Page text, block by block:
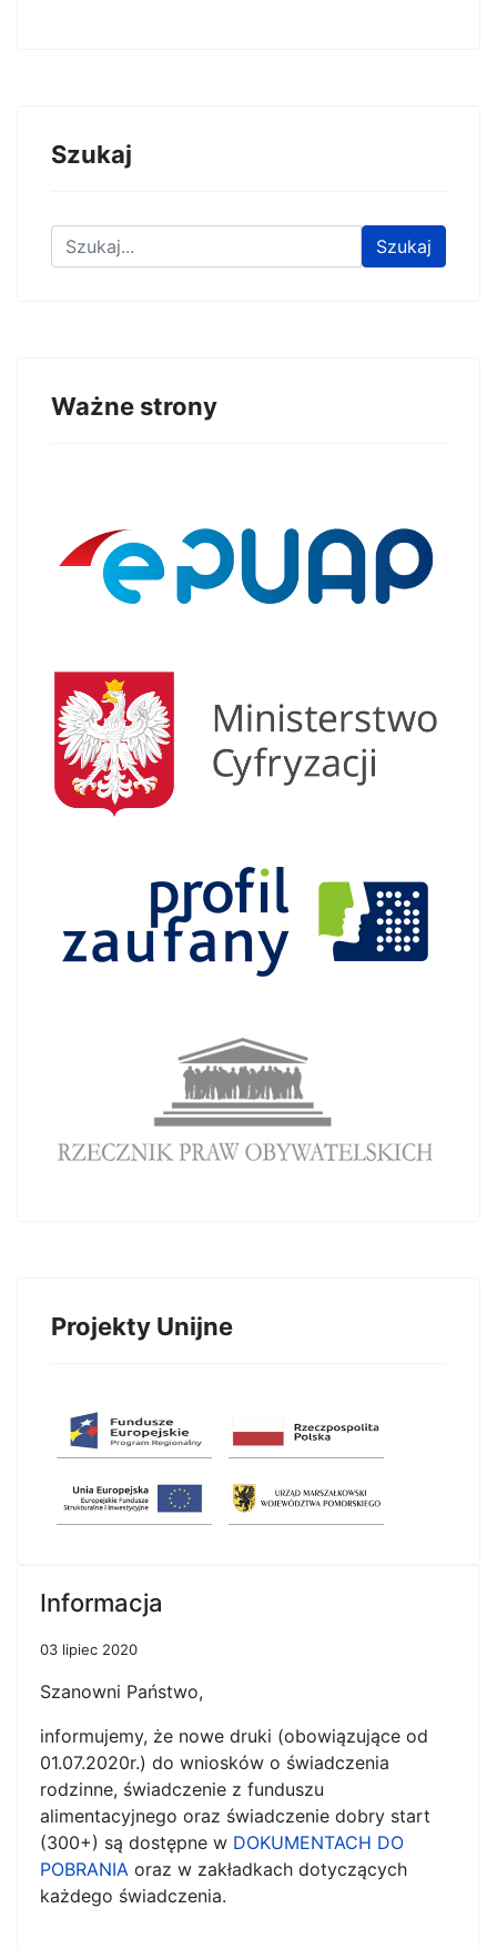
Szukaj
Znajdź na stronie Szukaj
Ważne strony
Projekty Unijne
Informacja
03 lipiec 2020
Szanowni Państwo,
informujemy, że nowe druki (obowiązujące od
01.07.2020r.) do wniosków o świadczenia
rodzinne, świadczenie z funduszu
alimentacyjnego oraz świadczenie dobry start
(300+) są dostępne w DOKUMENTACH DO
POBRANIA oraz w zakładkach dotyczących
każdego świadczenia.